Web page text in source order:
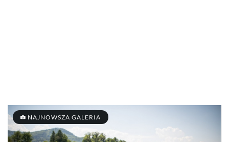
NAJNOWSZA GALERIA